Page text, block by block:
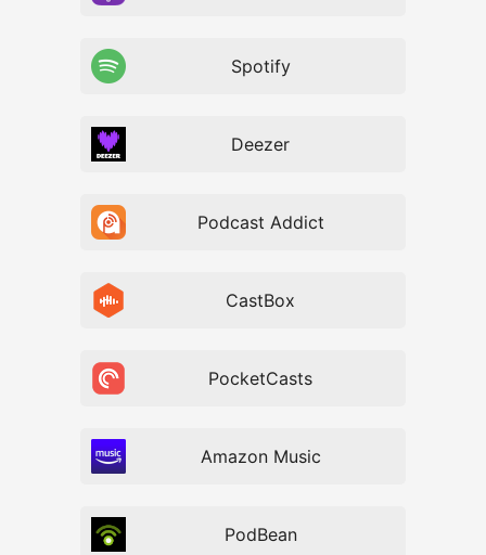
Spotify
Deezer
Podcast Addict
CastBox
PocketCasts
Amazon Music
PodBean